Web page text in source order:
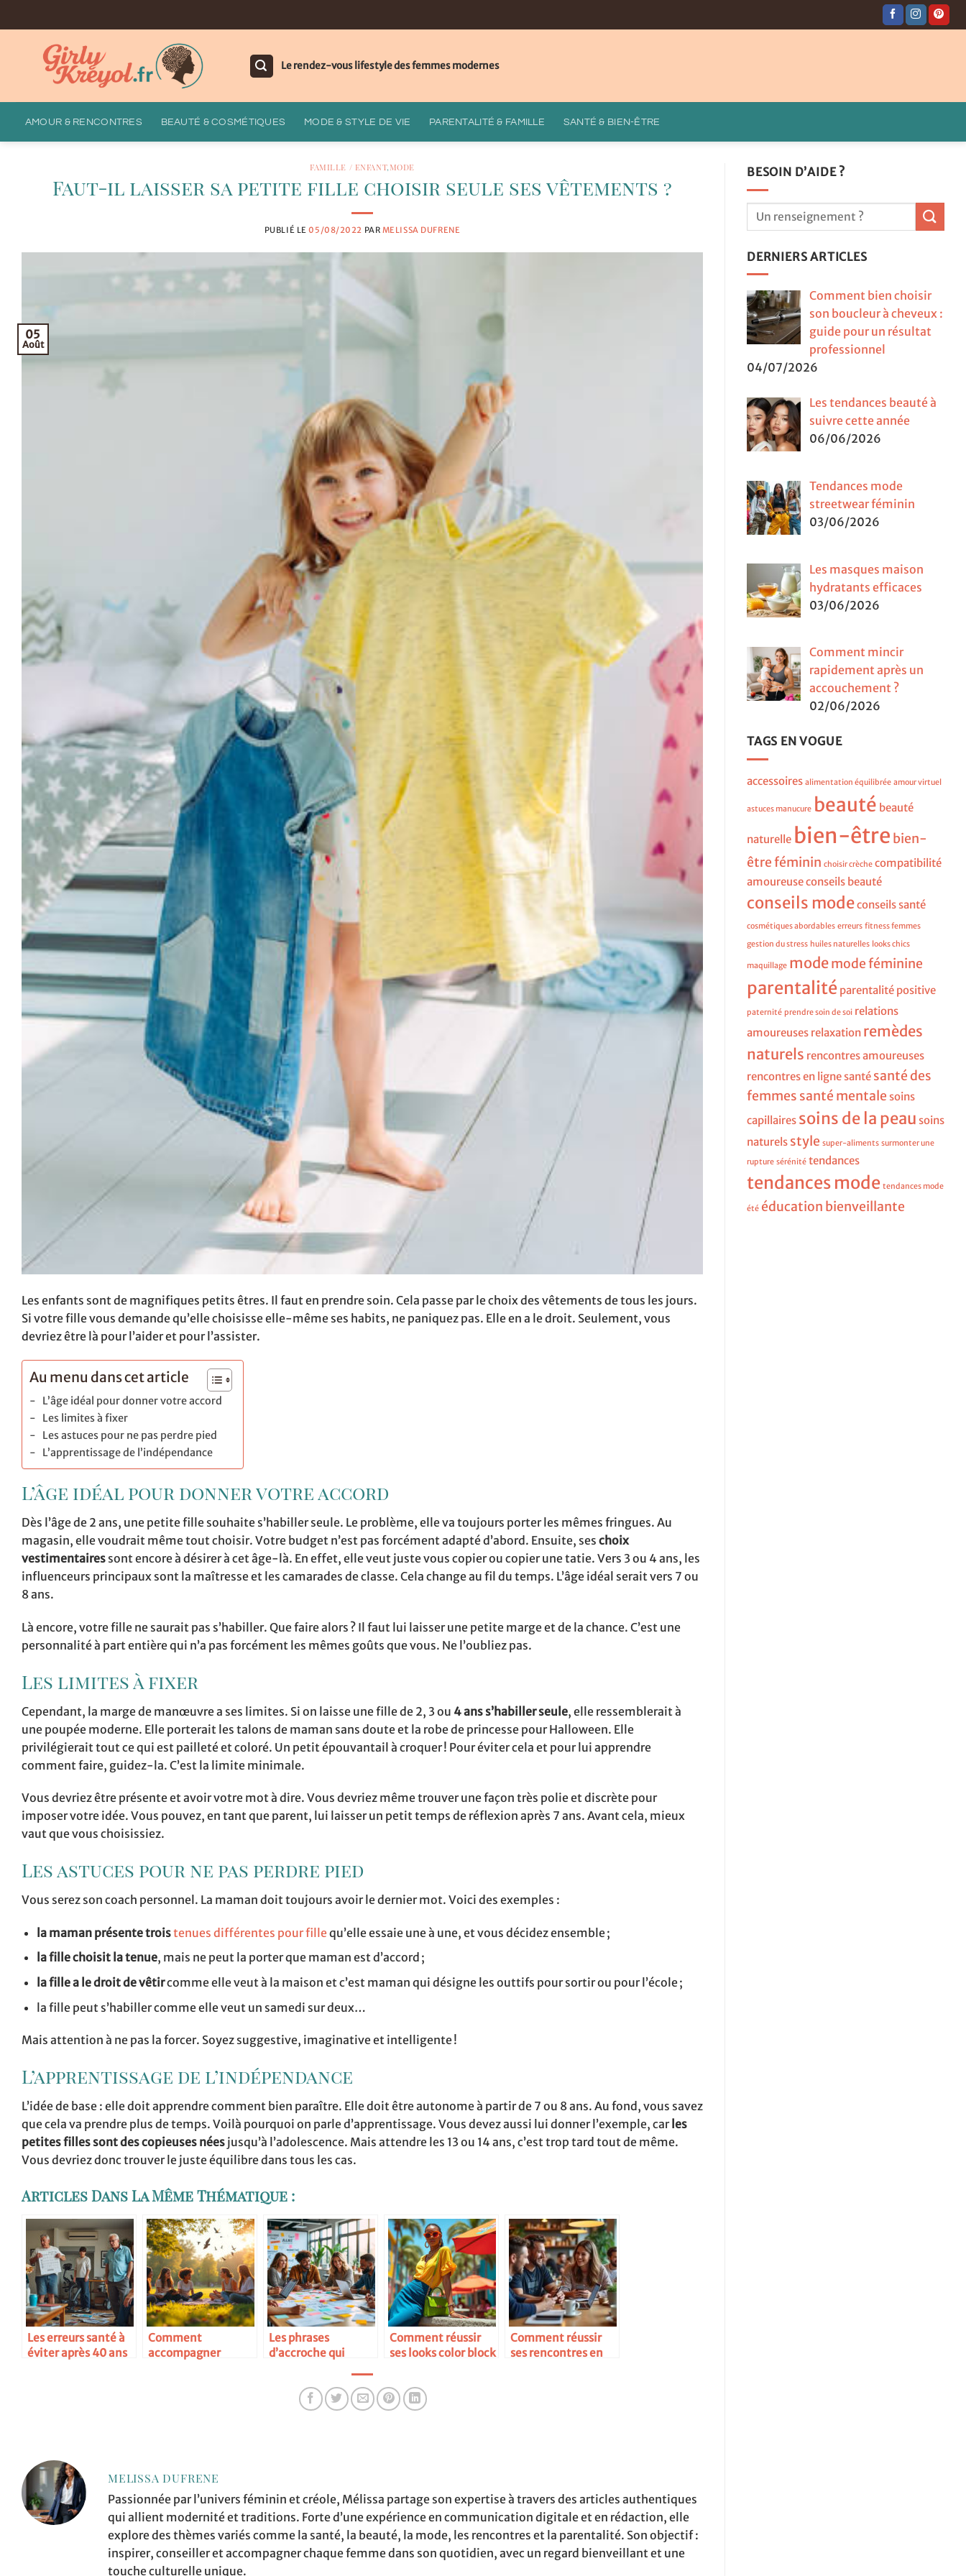
au
Le rendez-vous lifestyle des femmes modernes
AMOUR & RENCONTRES BEAUTÉ & COSMÉTIQUES MODE & STYLE DE VIE PARENTALITÉ & FAMILLE SANTÉ & BIEN-ÊTRE
FAMILLE / ENFANT,MODE
Faut-il laisser sa petite fille choisir seule ses vêtements ?
PUBLIÉ LE05/08/2022 PAR MELISSA DUFRENE
05
Août
Les enfants sont de magnifiques petits êtres. Il faut en prendre soin. Cela passe par le choix des vêtements de tous les jours.
Si votre fille vous demande qu’elle choisisse elle-même ses habits, ne paniquez pas. Elle en a le droit. Seulement, vous
devriez être là pour l’aider et pour l’assister.
Au menu dans cet article
L’âge idéal pour donner votre accord
Les limites à fixer
Les astuces pour ne pas perdre pied
L’apprentissage de l’indépendance
L’âge idéal pour donner votre accord
Dès l’âge de 2 ans, une petite fille souhaite s’habiller seule. Le problème, elle va toujours porter les mêmes fringues. Au
magasin, elle voudrait même tout choisir. Votre budget n’est pas forcément adapté d’abord. Ensuite, ses choix
vestimentaires sont encore à désirer à cet âge-là. En effet, elle veut juste vous copier ou copier une tatie. Vers 3 ou 4 ans, les
influenceurs principaux sont la maîtresse et les camarades de classe. Cela change au fil du temps. L’âge idéal serait vers 7 ou
8 ans.
Là encore, votre fille ne saurait pas s’habiller. Que faire alors ? Il faut lui laisser une petite marge et de la chance. C’est une
personnalité à part entière qui n’a pas forcément les mêmes goûts que vous. Ne l’oubliez pas.
Les limites à fixer
Cependant, la marge de manœuvre a ses limites. Si on laisse une fille de 2, 3 ou 4 ans s’habiller seule, elle ressemblerait à
une poupée moderne. Elle porterait les talons de maman sans doute et la robe de princesse pour Halloween. Elle
privilégierait tout ce qui est pailleté et coloré. Un petit épouvantail à croquer ! Pour éviter cela et pour lui apprendre
comment faire, guidez-la. C’est la limite minimale.
Vous devriez être présente et avoir votre mot à dire. Vous devriez même trouver une façon très polie et discrète pour
imposer votre idée. Vous pouvez, en tant que parent, lui laisser un petit temps de réflexion après 7 ans. Avant cela, mieux
vaut que vous choisissiez.
Les astuces pour ne pas perdre pied
Vous serez son coach personnel. La maman doit toujours avoir le dernier mot. Voici des exemples :
la maman présente troistenues différentes pour fille qu’elle essaie une à une, et vous décidez ensemble ;
la fille choisit la tenue, mais ne peut la porter que maman est d’accord ;
la fille a ledroit de vêtircomme elle veut à la maison et c’est maman qui désigne les outtifs pour sortir ou pour l’école ;
la fille peut s’habiller comme elle veut un samedi sur deux…
Mais attention à ne pas la forcer. Soyez suggestive, imaginative et intelligente !
L’apprentissage de l’indépendance
L’idée de base : elle doit apprendre comment bien paraître. Elle doit être autonome à partir de 7 ou 8 ans. Au fond, vous savez
que cela va prendre plus de temps. Voilà pourquoi on parle d’apprentissage. Vous devez aussi lui donner l’exemple, carles
petites filles sont des copieuses nées jusqu’à l’adolescence. Mais attendre les 13 ou 14 ans, c’est trop tard tout de même.
Vous devriez donc trouver le juste équilibre dans tous les cas.
Articles Dans La Même Thématique :
Les erreurs santé à
éviter après 40 ans
Comment
accompagner
Les phrases
d’accroche qui
Comment réussir
ses looks color block
Comment réussir
ses rencontres en
MELISSA DUFRENE
Passionnée par l’univers féminin et créole, Mélissa partage son expertise à travers des articles authentiques
qui allient modernité et traditions. Forte d’une expérience en communication digitale et en rédaction, elle
explore des thèmes variés comme la santé, la beauté, la mode, les rencontres et la parentalité. Son objectif :
inspirer, conseiller et accompagner chaque femme dans son quotidien, avec un regard bienveillant et une
touche culturelle unique.
BESOIN D’AIDE ?
DERNIERS ARTICLES
Comment bien choisir
son boucleur à cheveux :
guide pour un résultat
professionnel
04/07/2026
Les tendances beauté à
suivre cette année
06/06/2026
Tendances mode
streetwear féminin
03/06/2026
Les masques maison
hydratants efficaces
03/06/2026
Comment mincir
rapidement après un
accouchement ?
02/06/2026
TAGS EN VOGUE
accessoires alimentation équilibrée amour virtuel
astuces manucure beauté beauté
naturelle bien-être bien-
être féminin choisir crèche compatibilité
amoureuseconseils beauté
conseils modeconseils santé
cosmétiques abordables erreurs fitness femmes
gestion du stress huiles naturelles looks chics
maquillage modemode féminine
parentalité parentalité positive
paternité prendre soin de soi relations
amoureuses relaxation remèdes
naturels rencontres amoureuses
rencontres en ligne santé santé des
femmes santé mentale soins
capillaires soins de la peau soins
naturels style super-aliments surmonter une
rupture sérénité tendances
tendances mode tendances mode
été éducation bienveillante